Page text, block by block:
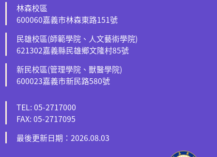
林森校區
600060嘉義市林森東路151號
民雄校區(師範學院、人文藝術學院)
621302嘉義縣民雄鄉文隆村85號
新民校區(管理學院、獸醫學院)
600023嘉義市新民路580號
TEL: 05-2717000
FAX: 05-2717095
最後更新日期：2026.08.03